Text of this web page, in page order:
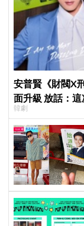
安普賢《財閥X
面升級 放話：
韓劇